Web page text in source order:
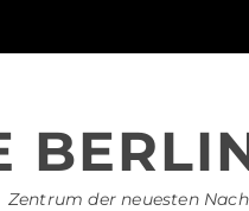
Zentrum der neuesten